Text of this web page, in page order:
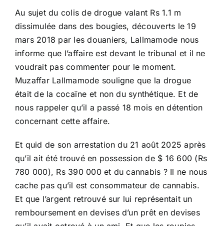
Au sujet du colis de drogue valant Rs 1.1 m
dissimulée dans des bougies, découverts le 19
mars 2018 par les douaniers, Lallmamode nous
informe que l’affaire est devant le tribunal et il ne
voudrait pas commenter pour le moment.
Muzaffar Lallmamode souligne que la drogue
était de la cocaïne et non du synthétique. Et de
nous rappeler qu’il a passé 18 mois en détention
concernant cette affaire.
Et quid de son arrestation du 21 août 2025 après
qu’il ait été trouvé en possession de $ 16 600 (Rs
780 000), Rs 390 000 et du cannabis ? Il ne nous
cache pas qu’il est consommateur de cannabis.
Et que l’argent retrouvé sur lui représentait un
remboursement en devises d’un prêt en devises